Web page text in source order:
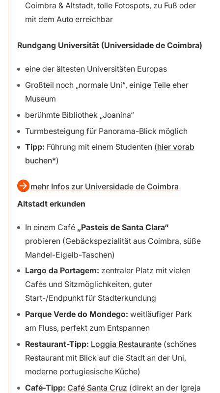
Coimbra & Altstadt, tolle Fotospots, zu Fuß oder
mit dem Auto erreichbar
Rundgang Universität (Universidade de Coimbra)
eine der ältesten Universitäten Europas
Großteil noch „normale Uni“, einige Teile eher
Museum
berühmte Bibliothek „Joanina“
Turmbesteigung für Panorama-Blick möglich
Tipp: Führung mit einem Studenten (hier vorab
buchen )
mehr Infos zur Universidade de Coimbra
Altstadt erkunden
In einem Café „Pasteis de Santa Clara“
probieren (Gebäckspezialität aus Coimbra, süße
Mandel-Eigelb-Taschen)
Largo da Portagem: zentraler Platz mit vielen
Cafés und Sitzmöglichkeiten, guter
Start-/Endpunkt für Stadterkundung
Parque Verde do Mondego: weitläufiger Park
am Fluss, perfekt zum Entspannen
Restaurant-Tipp: Loggia Restaurante(schönes
Restaurant mit Blick auf die Stadt an der Uni,
moderne portugiesische Küche)
Café-Tipp: Café Santa Cruz (direkt an der Igreja